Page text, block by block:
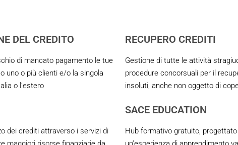
DEL CREDITO
di mancato pagamento le tue
uno o più clienti e/o la singola
o l’estero
RECUPERO CREDITI
Gestione di tutte le attività
procedure concorsuali per il
insoluti, anche non oggetto di
dei crediti attraverso i servizi di
SACE EDUCATION
Hub formativo gratuito,